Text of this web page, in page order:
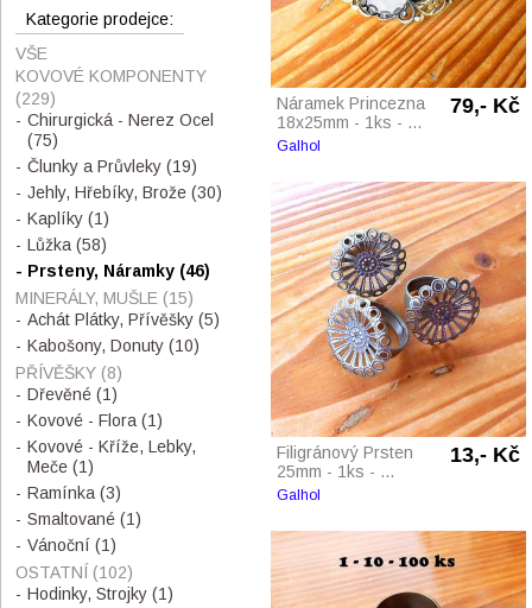
Náramek Princezna
18x25mm - 1ks - ...
79,- Kč
Galhol
Filigránový Prsten
25mm - 1ks - ...
13,- Kč
Galhol
Kategorie prodejce:
VŠE
KOVOVÉ KOMPONENTY
(229)
Chirurgická - Nerez Ocel
(75)
Člunky a Průvleky (19)
Jehly, Hřebíky, Brože (30)
Kaplíky (1)
Lůžka (58)
Prsteny, Náramky (46)
MINERÁLY, MUŠLE (15)
Achát Plátky, Přívěšky (5)
Kabošony, Donuty (10)
PŘÍVĚŠKY (8)
Dřevěné (1)
Kovové - Flora (1)
Kovové - Kříže, Lebky,
Meče (1)
Ramínka (3)
Smaltované (1)
Vánoční (1)
OSTATNÍ (102)
Hodinky, Strojky (1)